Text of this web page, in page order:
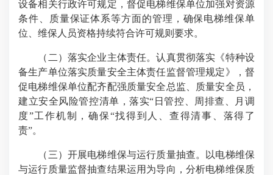
设备相关行政许可规定，督促电梯维保单位加强对资源
条件、质量保证体系等方面的管理，确保电梯维保单
位、维保人员资格持续符合许可规则要求。
（二）落实企业主体责任。认真贯彻落实《特种设
备生产单位落实质量安全主体责任监督管理规定》，督
促电梯维保单位配齐配强质量安全总监、质量安全员，
建立安全风险管控清单，落实“日管控、周排查、月调
度”工作机制，确保“找得到人、查得清事、落得了
责”。
（三）开展电梯维保与运行质量抽查。以电梯维保
与运行质量监督抽查结果运用为导向，分析电梯维保质